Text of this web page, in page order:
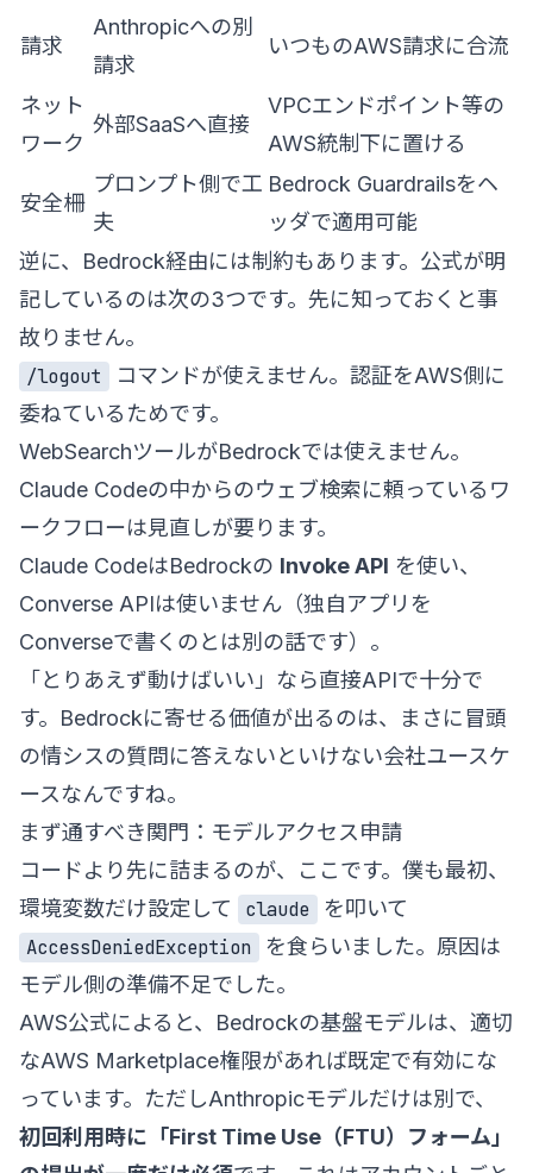
請求
Anthropicへの別
請求
いつものAWS請求に合流
ネット
ワーク
外部SaaSへ直接
VPCエンドポイント等の
AWS統制下に置ける
安全柵
プロンプト側で工
夫
Bedrock Guardrailsをヘ
ッダで適用可能
逆に、Bedrock経由には制約もあります。公式が明
記しているのは次の3つです。先に知っておくと事
故りません。
/logout
コマンドが使えません。認証をAWS側に
委ねているためです。
WebSearchツールがBedrockでは使えません。
Claude Codeの中からのウェブ検索に頼っているワ
ークフローは見直しが要ります。
Claude CodeはBedrockの Invoke API を使い、
Converse APIは使いません（独自アプリを
Converseで書くのとは別の話です）。
「とりあえず動けばいい」なら直接APIで十分で
す。Bedrockに寄せる価値が出るのは、まさに冒頭
の情シスの質問に答えないといけない会社ユースケ
ースなんですね。
まず通すべき関門：モデルアクセス申請
コードより先に詰まるのが、ここです。僕も最初、
環境変数だけ設定して
claude
を叩いて
AccessDeniedException
を食らいました。原因は
モデル側の準備不足でした。
AWS公式によると、Bedrockの基盤モデルは、適切
なAWS Marketplace権限があれば既定で有効にな
っています。ただしAnthropicモデルだけは別で、
初回利用時に「First Time Use（FTU）フォーム」